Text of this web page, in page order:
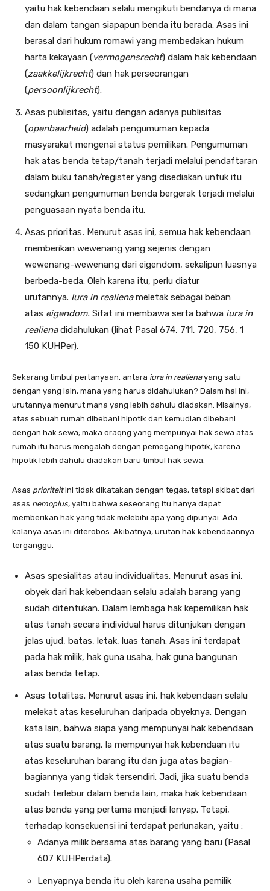
yaitu hak kebendaan selalu mengikuti bendanya di mana
dan dalam tangan siapapun benda itu berada. Asas ini
berasal dari hukum romawi yang membedakan hukum
harta kekayaan (vermogensrecht) dalam hak kebendaan
(zaakkelijkrecht) dan hak perseorangan
(persoonlijkrecht).
Asas publisitas, yaitu dengan adanya publisitas
(openbaarheid) adalah pengumuman kepada
masyarakat mengenai status pemilikan. Pengumuman
hak atas benda tetap/tanah terjadi melalui pendaftaran
dalam buku tanah/register yang disediakan untuk itu
sedangkan pengumuman benda bergerak terjadi melalui
penguasaan nyata benda itu.
Asas prioritas. Menurut asas ini, semua hak kebendaan
memberikan wewe­nang yang sejenis dengan
wewenang-wewenang dari eigen­dom, sekalipun luasnya
berbeda-beda. Oleh karena itu, perlu diatur
urutannya. Iura in realienameletak sebagai beban
atas eigendom. Sifat ini membawa serta bahwa iura in
realienadidahulukan (lihat Pasal 674, 711, 720, 756, 1
150 KUHPer).
Sekarang timbul pertanyaan, antara iura in realienayang satu
dengan yang lain, mana yang harus didahulukan? Dalam hal ini,
urutannya menurut mana yang lebih dahulu diadakan. Misalnya,
atas sebuah rumah dibebani hipotik dan kemudian dibebani
dengan hak sewa; maka oraqng yang mempunyai hak sewa atas
rumah itu harus mengalah dengan pemegang hipotik, karena
hipotik lebih dahulu diadakan baru timbul hak sewa.
Asas prioriteitini tidak dikatakan dengan tegas, tetapi aki­bat dari
asas nemoplus, yaitu bahwa seseorang itu hanya da­pat
memberikan hak yang tidak melebihi apa yang dipunyai. Ada
kalanya asas ini diterobos. Akibatnya, urutan hak keben­daannya
terganggu.
Asas spesialitas atau individualitas. Menurut asas ini,
obyek dari hak kebendaan selalu adalah barang yang
sudah ditentukan. Dalam lembaga hak kepemilikan hak
atas tanah secara individual harus ditunjukan dengan
jelas ujud, batas, letak, luas tanah. Asas ini terdapat
pada hak milik, hak guna usaha, hak guna bangunan
atas benda tetap.
Asas totalitas. Menurut asas ini, hak kebendaan selalu
melekat atas keselu­ruhan daripada obyeknya. Dengan
kata lain, bahwa siapa yang mempunyai hak kebendaan
atas suatu barang, la mempunyai hak kebendaan itu
atas keseluruhan barang itu dan juga atas bagian-
bagiannya yang tidak tersendiri. Jadi, jika suatu benda
sudah terlebur dalam benda lain, maka hak kebendaan
atas benda yang pertama menjadi lenyap. Tetapi,
terhadap kon­sekuensi ini terdapat perlunakan, yaitu :
Adanya milik bersama atas barang yang baru (Pasal
607 KUHPerdata).
Lenyapnya benda itu oleh karena usaha pemilik